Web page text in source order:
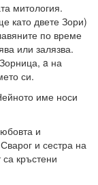
митология.
като двете Зори)
по време
или залязва.
a на
си.
име носи
и
и сестра на
кръстени